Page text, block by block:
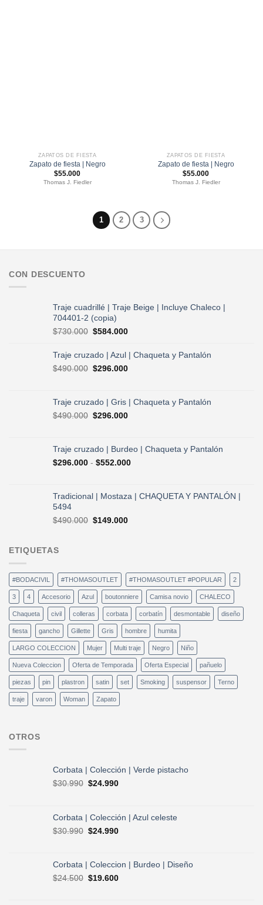
ZAPATOS DE FIESTA
Zapato de fiesta | Negro
$55.000
Thomas J. Fiedler
ZAPATOS DE FIESTA
Zapato de fiesta | Negro
$55.000
Thomas J. Fiedler
1 2 3
CON DESCUENTO
Traje cuadrillé | Traje Beige | Incluye Chaleco |
704401-2 (copia)
$730.000 El
original
era:
$730.000.
$584.000El
actual
es:
Traje cruzado | Azul | Chaqueta y Pantalón
$490.000 El
era:
$490.000.
$296.000El
es:
Traje cruzado | Gris | Chaqueta y Pantalón
$490.000 El
era:
$490.000.
$296.000El
es:
$296.000.
Traje cruzado | Burdeo | Chaqueta y Pantalón
$296.000 - $552.000Rango
desde
Tradicional | Mostaza | CHAQUETA Y PANTALÓN |
5494
$490.000 El
$149.000El
ETIQUETAS
#BODACIVIL #THOMASOUTLET #THOMASOUTLET #POPULAR 2
3 4 Accesorio Azul boutonniere Camisa novio CHALECO
Chaqueta civil colleras corbata corbatín desmontable diseño
fiesta gancho Gillette Gris hombre humita
LARGO COLECCION Mujer Multi traje Negro Niño
Nueva Coleccion Oferta de Temporada Oferta Especial pañuelo
piezas pin plastron satin set Smoking suspensor Terno
traje varon Woman Zapato
OTROS
Corbata | Colección | Verde pistacho
$30.990 El
era:
$30.990.
$24.990El
es:
$24.990.
Corbata | Colección | Azul celeste
$30.990 El
era:
$30.990.
$24.990El
es:
Corbata | Coleccion | Burdeo | Diseño
$24.500 El
$19.600El